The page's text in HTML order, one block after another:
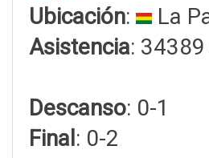
Ubicación:
La
Asistencia:
Descanso: 0-1
Final : 0-2